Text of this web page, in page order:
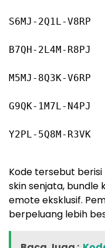
S6MJ -2Q1L-V8RP
B7QH-2L4M-R8PJ
M5MJ -8Q3K-V6RP
G9QK-1M7L-N4PJ
Y2PL-5Q8M-R3VK
Kode tersebut
skin senjata,
emote eksklusif.
berpeluang lebih